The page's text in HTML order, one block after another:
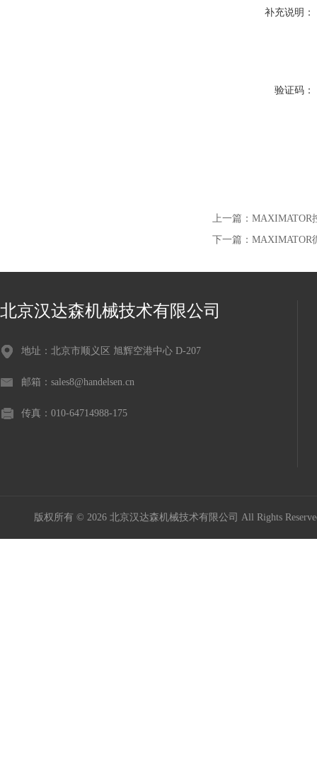
补充说明：
验证码：
上一篇： MAXIMATOR
下一篇： MAXIMATOR
北京汉达森机械技术有限公司
地址：北京市顺义区 旭辉空港中心 D-207
邮箱：sales8@handelsen.cn
传真：010-64714988-175
版权所有 © 2026 北京汉达森机械技术有限公司 All Rights